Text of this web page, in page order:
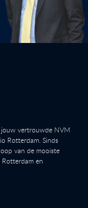
jouw vertrouwde NVM
Rotterdam. Sinds
van de mooiste
en